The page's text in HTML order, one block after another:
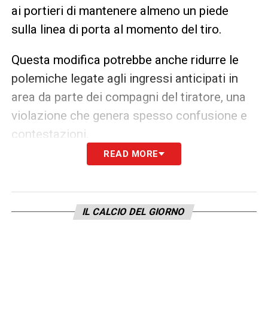
ai portieri di mantenere almeno un piede
sulla linea di porta al momento del tiro.
Questa modifica potrebbe anche ridurre le
polemiche legate agli ingressi anticipati in
area da parte dei compagni del tiratore, una
violazione che genera spesso confusione e
contestazioni.
Discussioni ai vertici e voto imminente
La proposta è stata discussa durante l’ultima
edizione della Coppa del Mondo per Club,
READ MORE
IL CALCIO DEL GIORNO